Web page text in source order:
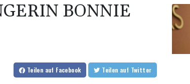
BONNIE
Teilen auf Facebook Teilen auf Twitter